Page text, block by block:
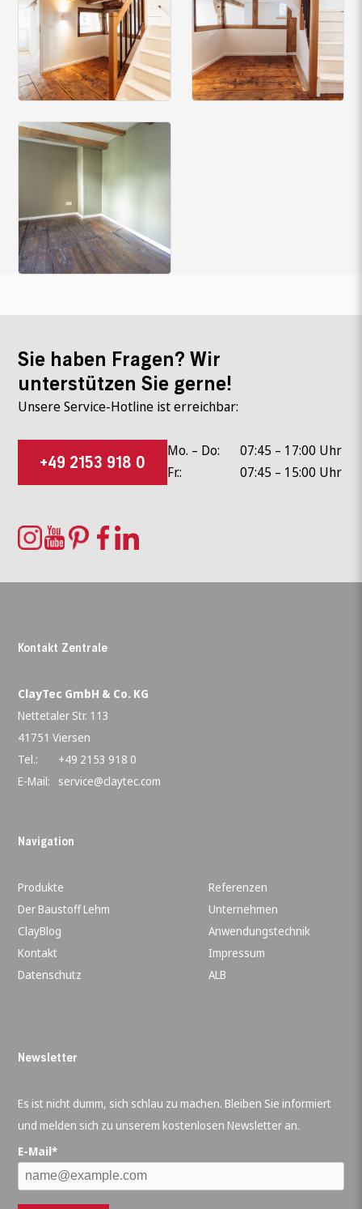
Sie haben Fragen? Wir
unterstützen Sie gerne!
Unsere Service-Hotline ist erreichbar:
+49 2153 918 0
Mo. – Do:
07:45 – 17:00 Uhr
Fr.:
07:45 – 15:00 Uhr
Kontakt Zentrale
ClayTec GmbH & Co. KG
Nettetaler Str. 113
41751 Viersen
Tel.:
+49 2153 918 0
E-Mail:
service@claytec.com
Navigation
Produkte
Referenzen
Der Baustoff Lehm
Unternehmen
ClayBlog
Anwendungstechnik
Kontakt
Impressum
Datenschutz
ALB
Newsletter
Es ist nicht dumm, sich schlau zu machen. Bleiben Sie informiert
und melden sich zu unserem kostenlosen Newsletter an.
E-Mail*